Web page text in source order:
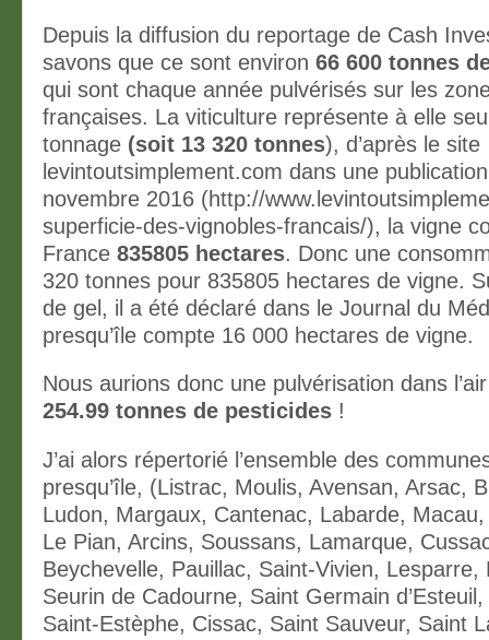
Depuis la diffusion du reportage de Cash
savons que ce sont environ 66 600 tonnes
qui sont chaque année pulvérisés sur les
françaises. La viticulture représente à elle
tonnage (soit 13 320 tonnes), d’après le site
levintoutsimplement.com dans une
novembre 2016 (http://
superficie-des-vignobles-francais/), la vigne
France 835805 hectares. Donc une
320 tonnes pour 835805 hectares de vigne.
de gel, il a été déclaré dans le Journal du
presqu’île compte 16 000 hectares de vigne.
Nous aurions donc une pulvérisation dans
254.99 tonnes de pesticides !
J’ai alors répertorié l’ensemble des
presqu’île, (Listrac, Moulis, Avensan, Arsac,
Ludon, Margaux, Cantenac, Labarde,
Le Pian, Arcins, Soussans, Lamarque,
Beychevelle, Pauillac, Saint-Vivien, Lesparre,
Seurin de Cadourne, Saint Germain
Saint-Estèphe, Cissac, Saint Sauveur, Saint